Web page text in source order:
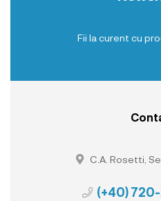
Fii la curent cu
C.A. Rosetti,
(+40)